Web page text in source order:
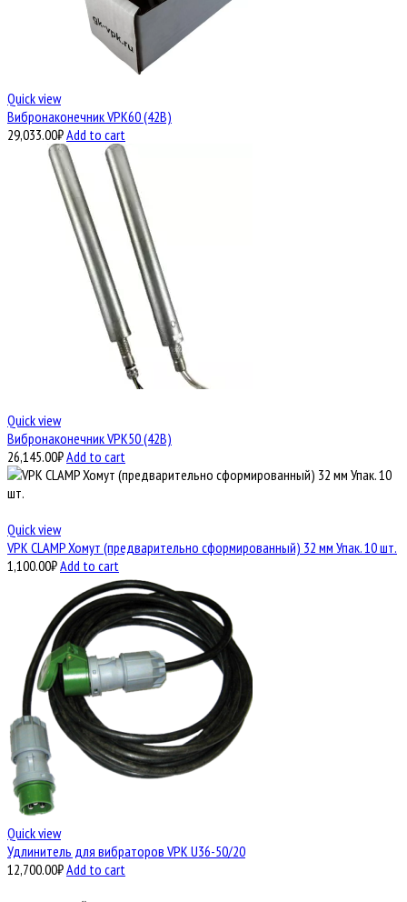
Quick view
Вибронаконечник VPK60 (42В)
29,033.00₽Add to cart
Quick view
Вибронаконечник VPK50 (42В)
26,145.00₽Add to cart
Quick view
VPK CLAMP Хомут (предварительно сформированный) 32 мм Упак. 10 шт.
1,100.00₽Add to cart
Quick view
Удлинитель для вибраторов VPK U36-50/20
12,700.00₽Add to cart